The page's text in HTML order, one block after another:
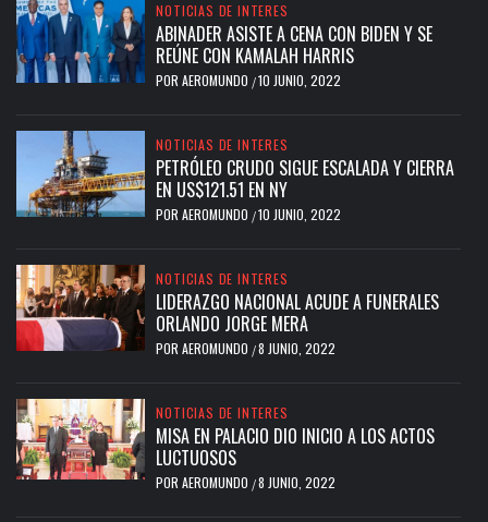
NOTICIAS DE INTERES
ABINADER ASISTE A CENA CON BIDEN Y SE
REÚNE CON KAMALAH HARRIS
POR AEROMUNDO /10 JUNIO, 2022
NOTICIAS DE INTERES
PETRÓLEO CRUDO SIGUE ESCALADA Y CIERRA
EN US$121.51 EN NY
POR AEROMUNDO /10 JUNIO, 2022
NOTICIAS DE INTERES
LIDERAZGO NACIONAL ACUDE A FUNERALES
ORLANDO JORGE MERA
POR AEROMUNDO /8 JUNIO, 2022
NOTICIAS DE INTERES
MISA EN PALACIO DIO INICIO A LOS ACTOS
LUCTUOSOS
POR AEROMUNDO /8 JUNIO, 2022